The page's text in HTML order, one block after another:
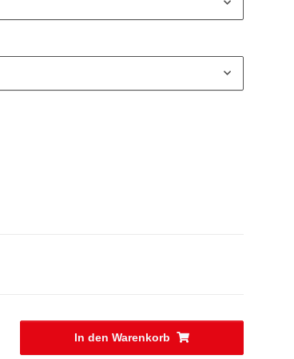
In den Warenkorb